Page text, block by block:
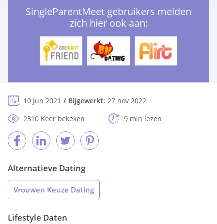
SingleParentMeet gebruikers melden
zich hier ook aan:
10 jun 2021 Bijgewerkt: 27 nov 2022
2310 Keer bekeken
9 min lezen
Alternatieve Dating
Vrouwen Keuze Dating
Lifestyle Daten